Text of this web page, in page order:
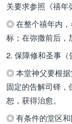
关要求参照《禧年
◎ 在整个禧年内，
标；在弥撒前后，
2. 保障修和圣事
◎ 本堂神父要根据
固定的告解司铎
恕，获得治愈。
◎ 有条件的堂区和